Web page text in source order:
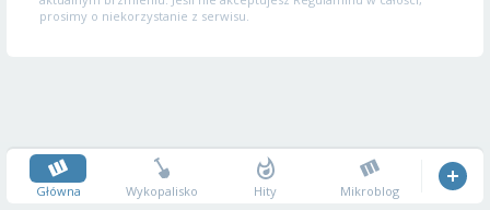
prosimy o niekorzystanie z serwisu.
Główna Wykopalisko Hity Mikroblog